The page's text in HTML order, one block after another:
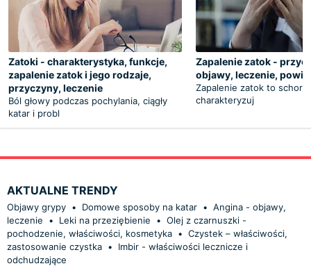
Zatoki - charakterystyka, funkcje,
zapalenie zatok i jego rodzaje,
przyczyny, leczenie
Ból głowy podczas pochylania, ciągły
katar i probl
Zapalenie zatok -
objawy, leczenie,
Zapalenie zatok to
charakteryzuj
AKTUALNE TRENDY
Objawy grypy • Domowe sposoby na katar • Angina - objawy,
leczenie
• Leki na przeziębienie • Olej z czarnuszki -
pochodzenie, właściwości, kosmetyka • Czystek – właściwości,
zastosowanie czystka •
Imbir - właściwości lecznicze i
odchudzające